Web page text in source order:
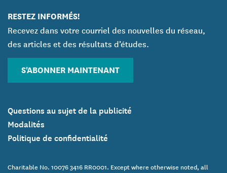
RESTEZ INFORMÉS!
Recevez dans votre courriel des nouvelles du réseau,
des articles et des résultats d’études.
S'ABONNER MAINTENANT
Questions au sujet de la publicité
Modalités
Politique de confidentialité
Charitable No. 10076 3416 RR0001. Except where otherwise noted, all